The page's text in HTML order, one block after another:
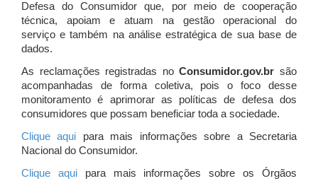
Defesa do Consumidor que, por meio de cooperação
técnica, apoiam e atuam na gestão operacional do
serviço e também na análise estratégica de sua base de
dados.
As reclamações registradas noConsumidor.gov.br são
acompanhadas de forma coletiva, pois o foco desse
monitoramento é aprimorar as políticas de defesa dos
consumidores que possam beneficiar toda a sociedade.
Clique aqui para mais informações sobre a Secretaria
Nacional do Consumidor.
Clique aquipara mais informações sobre os Órgãos